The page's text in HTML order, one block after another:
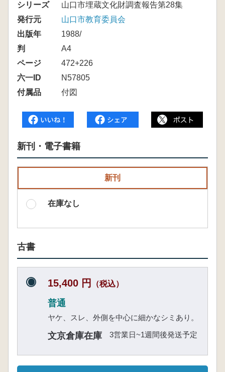
シリーズ
山口市埋蔵文化財調査報告第28集
発行元
山口市教育委員会
出版年
1988/
判
A4
ページ
472+226
六一ID
N57805
付属品
付図
新刊・電子書籍
新刊
在庫なし
古書
15,400 円 （税込）
普通
ヤケ、スレ、外側を中心に細かなシミあり。
文京倉庫在庫 3営業日~1週間後発送予定